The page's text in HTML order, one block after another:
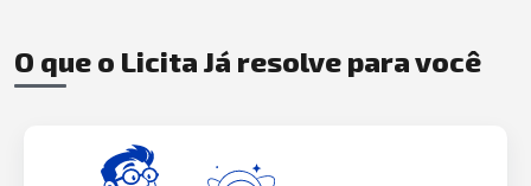
O que o Licita Já resolve para você